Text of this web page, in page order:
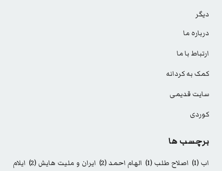
دیگر
درباره ما
ارتباط با ما
کمک به کردانه
سایت قدیمی
کوردی
برچسب ها
اب (1) اصلاح طلب (1) الهام احمد(2) ایران و ملیت هایش (2)
ایلام